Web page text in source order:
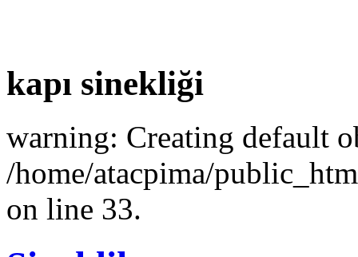
kapı sinekliği
warning: Creating default
/home/atacpima/
on line 33.